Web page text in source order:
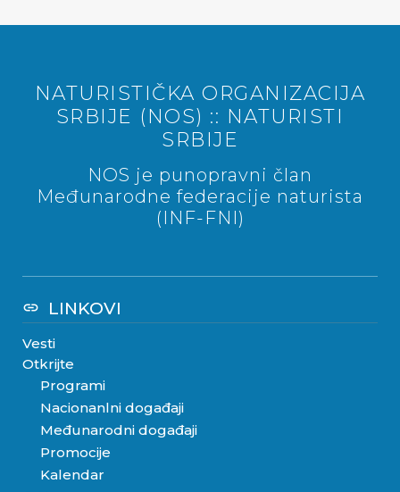
NATURISTIČKA ORGANIZACIJA
SRBIJE (NOS) :: NATURISTI
SRBIJE
NOS je punopravni član
Međunarodne federacije naturista
(INF-FNI)
link LINKOVI
Vesti
Otkrijte
Programi
Nacionanlni događaji
Međunarodni događaji
Promocije
Kalendar